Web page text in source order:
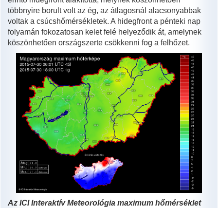
többnyire borult volt az ég, az átlagosnál alacsonyabbak
voltak a csúcshőmérsékletek. A hidegfront a pénteki nap
folyamán fokozatosan kelet felé helyeződik át, amelynek
köszönhetően országszerte csökkenni fog a felhőzet.
Az ICIInteraktív Meteorológia maximum hőmérséklet